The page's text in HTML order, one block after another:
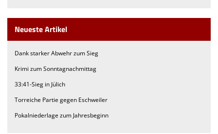
Neueste Artikel
Dank starker Abwehr zum Sieg
Krimi zum Sonntagnachmittag
33:41-Sieg in Jülich
Torreiche Partie gegen Eschweiler
Pokalniederlage zum Jahresbeginn